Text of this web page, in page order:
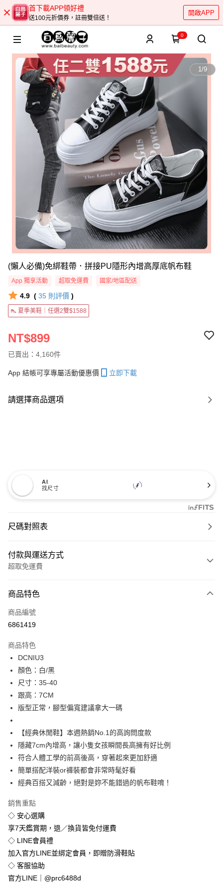
首下載APP領好禮
送100元折價券，註冊雙倍送！
開啟APP
0
1/9
(懶人必備)免綁鞋帶．拼接PU隱形內增高厚底帆布鞋
App 獨享活動 超取免運費 國家/地區配送
4.9 ( 35 則評價 )
👠 夏季美鞋｜任選2雙$1588
NT$899
已賣出：4,160件
App 結帳可享專屬活動優惠價 立即下載
請選擇商品選項
AI
找尺寸
尺碼對照表
付款與運送方式
超取免運費
信用卡一次付款
超商取貨付款
Apple Pay
街口支付
悠遊付
Google Pay
全盈+PAY
運送方式
全家付款取貨
免運費
付款後全家取貨
免運費
7-11付款取貨
付款後7-11取貨
每筆NT$80，滿NT$800(含以上)免運費
商品特色
商品編號
6861419
商品特色
DCNIU3
顏色：白/黑
尺寸：35-40
跟高：7CM
版型正常，腳型偏寬建議拿大一碼
【經典休閒鞋】本週熱銷No.1的高詢問度款
隱藏7cm內增高，讓小隻女孩瞬間長高擁有好比例
符合人體工學的前高後高，穿著起來更加舒適
簡單搭配洋裝or褲裝都會非常時髦好看
經典百搭又減齡，絕對是妳不能錯過的帆布鞋唷！
銷售重點
◇ 安心選購
享7天鑑賞期，退／換貨皆免付運費
◇ LINE會員禮
加入官方LINE並綁定會員，即贈防滑鞋貼
◇ 客服協助
官方LINE｜@prc6488d